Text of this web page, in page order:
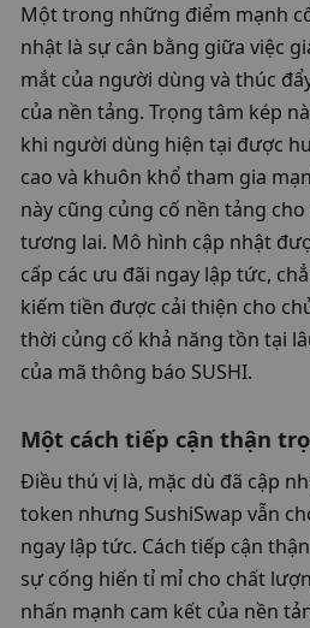
Một trong những điểm mạnh
nhật là sự cân bằng giữa việc
mắt của người dùng và thúc
của nền tảng. Trọng tâm kép
khi người dùng hiện tại được
cao và khuôn khổ tham gia
này cũng củng cố nền tảng
tương lai. Mô hình cập nhật
cấp các ưu đãi ngay lập tức,
kiếm tiền được cải thiện cho
thời củng cố khả năng tồn tại
của mã thông báo SUSHI.
Một cách tiếp cận thận
Điều thú vị là, mặc dù đã cập
token nhưng SushiSwap vẫn
ngay lập tức. Cách tiếp cận
sự cống hiến tỉ mỉ cho chất
nhấn mạnh cam kết của nền